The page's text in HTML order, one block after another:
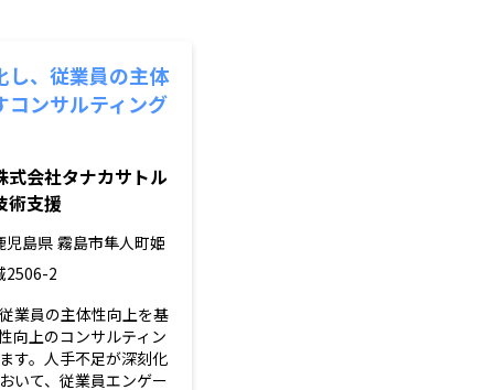
し、従業員の主体
コンサルティング
式会社タナカサトル
術支援
児島県 霧島市隼人町姫
2506-2
業員の主体性向上を基
向上のコンサルティン
す。人手不足が深刻化
いて、従業員エンゲー